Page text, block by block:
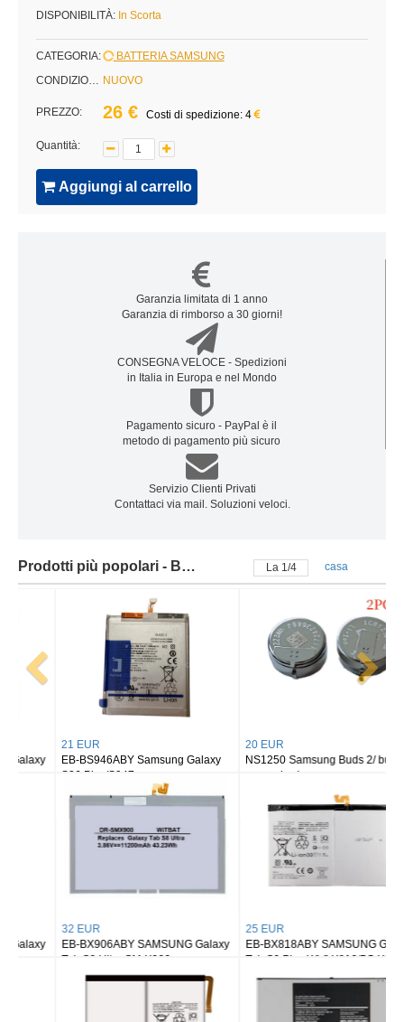
DISPONIBILITÀ: In Scorta
CATEGORIA:
BATTERIA SAMSUNG
CONDIZIONE: NUOVO
PREZZO: 26 € Costi di spedizione: 4
Quantità:
Aggiungi al carrello
Garanzia limitata di 1 anno
Garanzia di rimborso a 30 giorni!
CONSEGNA VELOCE - Spedizioni
in Italia in Europa e nel Mondo
Pagamento sicuro - PayPal è il
metodo di pagamento più sicuro
Servizio Clienti Privati
Contattaci via mail. Soluzioni veloci.
Prodotti più popolari - Batteria samsung La 2/4 casa
21 EUR
EB-BS946ABY Samsung Galaxy
S26 Plus/S947
20 EUR
NS1250 Samsung Buds 2/ buds 2
32 EUR
EB-BX906ABY SAMSUNG Galaxy
Tab S8 Ultra SM-X900
25 EUR
EB-BX818ABY SAMSUNG Galaxy
Tab S9 Plus Wi-fi X810/5G X816